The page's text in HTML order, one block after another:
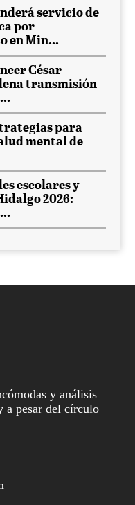
servicio de
por
en Min...
César
transmisión
para
mental de
escolares y
2026:
y análisis
a pesar del círculo